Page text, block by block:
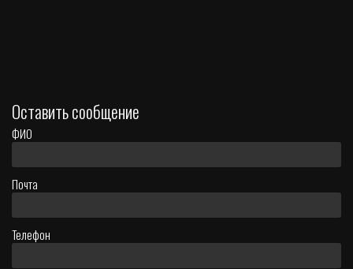
Оставить сообщение
ФИО
Почта
Телефон